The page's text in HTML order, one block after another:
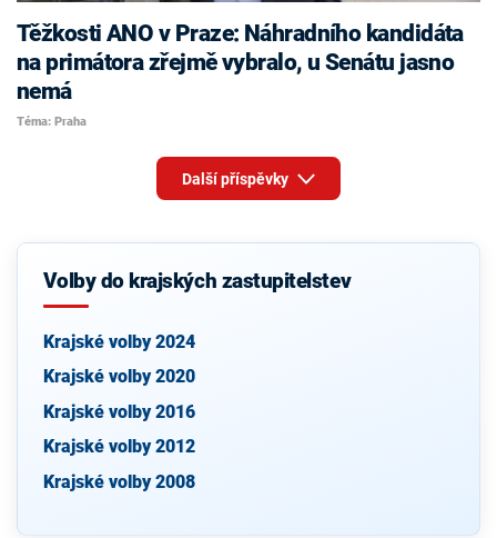
Těžkosti ANO v Praze: Náhradního kandidáta
na primátora zřejmě vybralo, u Senátu jasno
nemá
Téma: Praha
Další příspěvky
Volby do krajských zastupitelstev
Krajské volby 2024
Krajské volby 2020
Krajské volby 2016
Krajské volby 2012
Krajské volby 2008